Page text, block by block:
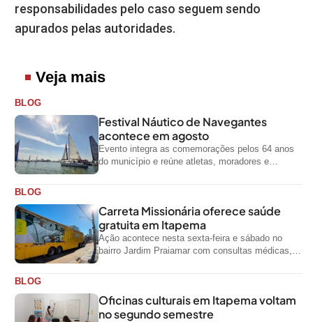
responsabilidades pelo caso seguem sendo
apurados pelas autoridades.
Veja mais
BLOG
Festival Náutico de Navegantes
acontece em agosto
Evento integra as comemorações pelos 64 anos
do município e reúne atletas, moradores e
BLOG
Carreta Missionária oferece saúde
gratuita em Itapema
Ação acontece nesta sexta-feira e sábado no
bairro Jardim Praiamar com consultas médicas,
BLOG
Oficinas culturais em Itapema voltam
no segundo semestre